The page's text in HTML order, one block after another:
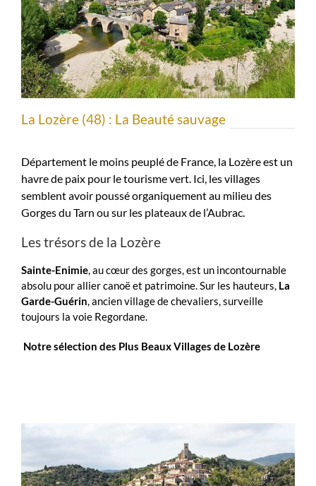
La Lozère (48) : La Beauté sauvage
Département le moins peuplé de France, la Lozère est un
havre de paix pour le tourisme vert. Ici, les villages
semblent avoir poussé organiquement au milieu des
Gorges du Tarn ou sur les plateaux de l’Aubrac.
Les trésors de la Lozère
Sainte-Enimie, au cœur des gorges, est un incontournable
absolu pour allier canoë et patrimoine. Sur les hauteurs, La
Garde-Guérin , ancien village de chevaliers, surveille
toujours la voie Regordane.
Notre sélection des Plus Beaux Villages de Lozère